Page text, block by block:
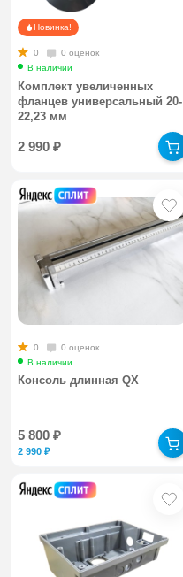
Новинка!
0
0 оценок
В наличии
Комплект увеличенных
фланцев универсальный 20-
22,23 мм
2 990₽
0
0 оценок
В наличии
Консоль длинная QX
5 800₽
2 990₽